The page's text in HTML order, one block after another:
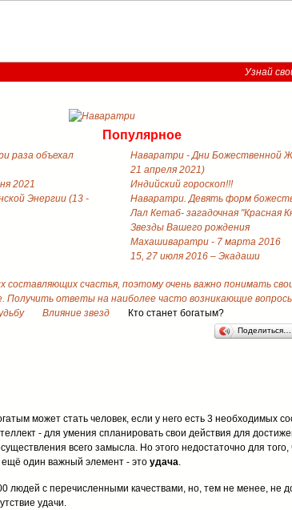
Узнай
раза объехал
2021
Энергии (13 -
Популярное
Наваратри - Дни Божественной
21 апреля 2021)
Индийский гороскоп!!!
Наваратри. Девять форм
Лал Кетаб- загадочная "Красная
Звезды Вашего рождения
Махашиваратри - 7 марта 2016
15, 27 июля 2016 – Экадаши
составляющих счастья, поэтому очень важно понимать
Получить ответы на наиболее часто возникающие
Влияние звезд Кто станет богатым?
Поделиться…
может стать человек, если у него есть 3 необходимых
- для умения спланировать свои действия для
всего замысла. Но этого недостаточно для того,
один важный элемент - это удача.
людей с перечисленными качествами, но, тем не менее, не
удачи.